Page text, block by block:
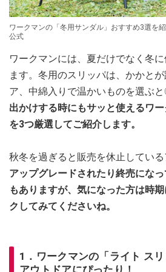
ワークマンの「冬用サンダル」おすすめ3選を
公式
ワークマンには、夏だけでなく冬
ます。冬用のスリッパは、かかと
ア、中綿入りで温かいものを選ぶと
出かけする時にもサッと使えるワ
を3つ厳選してご紹介します。
秋冬を過ぎると販売を休止している
アップグレードされたり終売にな
もありますが、気になった方は時
クしてみてくださいね。
1．ワークマンの「ライト ス
アウトドアにぴったり！